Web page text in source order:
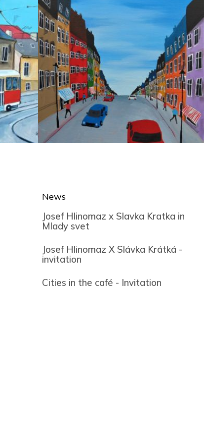
News
Josef Hlinomaz x Slavka Kratka in
Mlady svet
Josef Hlinomaz X Slávka Krátká -
invitation
Cities in the café - Invitation